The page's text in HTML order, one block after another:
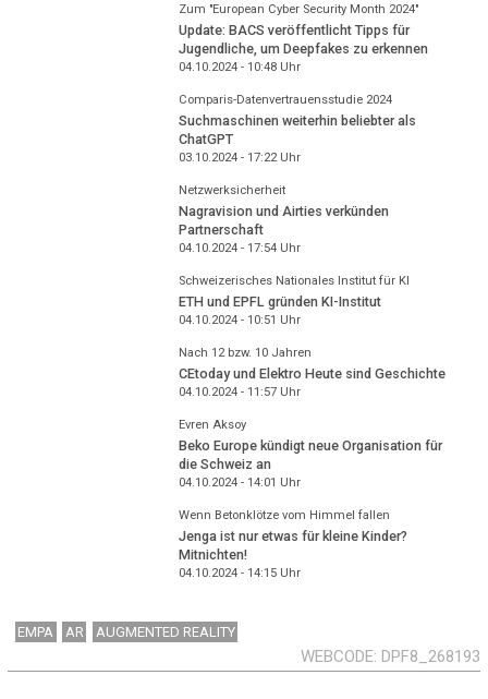
Zum "European Cyber Security Month 2024"
Update: BACS veröffentlicht Tipps für
Jugendliche, um Deepfakes zu erkennen
04.10.2024 - 10:48Uhr
Comparis-Datenvertrauensstudie 2024
Suchmaschinen weiterhin beliebter als
ChatGPT
03.10.2024 - 17:22Uhr
Netzwerksicherheit
Nagravision und Airties verkünden
Partnerschaft
04.10.2024 - 17:54Uhr
Schweizerisches Nationales Institut für KI
ETH und EPFL gründen KI-Institut
04.10.2024 - 10:51 Uhr
Nach 12 bzw. 10 Jahren
CEtoday und Elektro Heute sind Geschichte
04.10.2024 - 11:57Uhr
Evren Aksoy
Beko Europe kündigt neue Organisation für
die Schweiz an
04.10.2024 - 14:01 Uhr
Wenn Betonklötze vom Himmel fallen
Jenga ist nur etwas für kleine Kinder?
Mitnichten!
04.10.2024 - 14:15Uhr
EMPA AR AUGMENTED REALITY
WEBCODE DPF8_268193